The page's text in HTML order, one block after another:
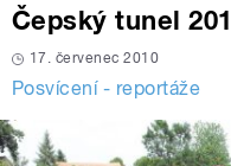
Čepský tunel
17. červenec 2010
Posvícení - reportáže